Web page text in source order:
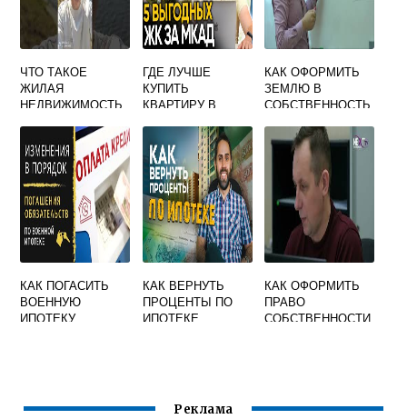
ЧТО ТАКОЕ
ЖИЛАЯ
НЕДВИЖИМОСТЬ
ГДЕ ЛУЧШЕ
КУПИТЬ
КВАРТИРУ В
ПОДМОСКОВЬЕ
КАК ОФОРМИТЬ
ЗЕМЛЮ В
СОБСТВЕННОСТЬ
ХОЗЯИНА
КАК ПОГАСИТЬ
ВОЕННУЮ
ИПОТЕКУ
КАК ВЕРНУТЬ
ПРОЦЕНТЫ ПО
ИПОТЕКЕ
КАК ОФОРМИТЬ
ПРАВО
СОБСТВЕННОСТИ
Реклама